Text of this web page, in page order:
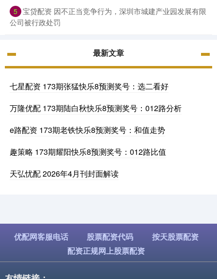
5 宝贷配资 因不正当竞争行为，深圳市城建产业园发展有限
公司被行政处罚
最新文章
七星配资 173期张猛快乐8预测奖号：选二看好
万隆优配 173期陆白秋快乐8预测奖号：012路分析
e路配资 173期老铁快乐8预测奖号：和值走势
趣策略 173期耀阳快乐8预测奖号：012路比值
天弘忧配 2026年4月刊封面解读
优配网客服电话 股票配资代码
按天股票配资
配资正规网上股票配资